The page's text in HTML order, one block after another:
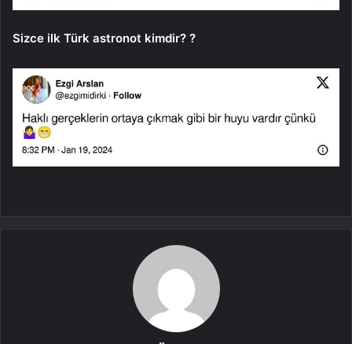
Sizce ilk Türk astronot kimdir? ?